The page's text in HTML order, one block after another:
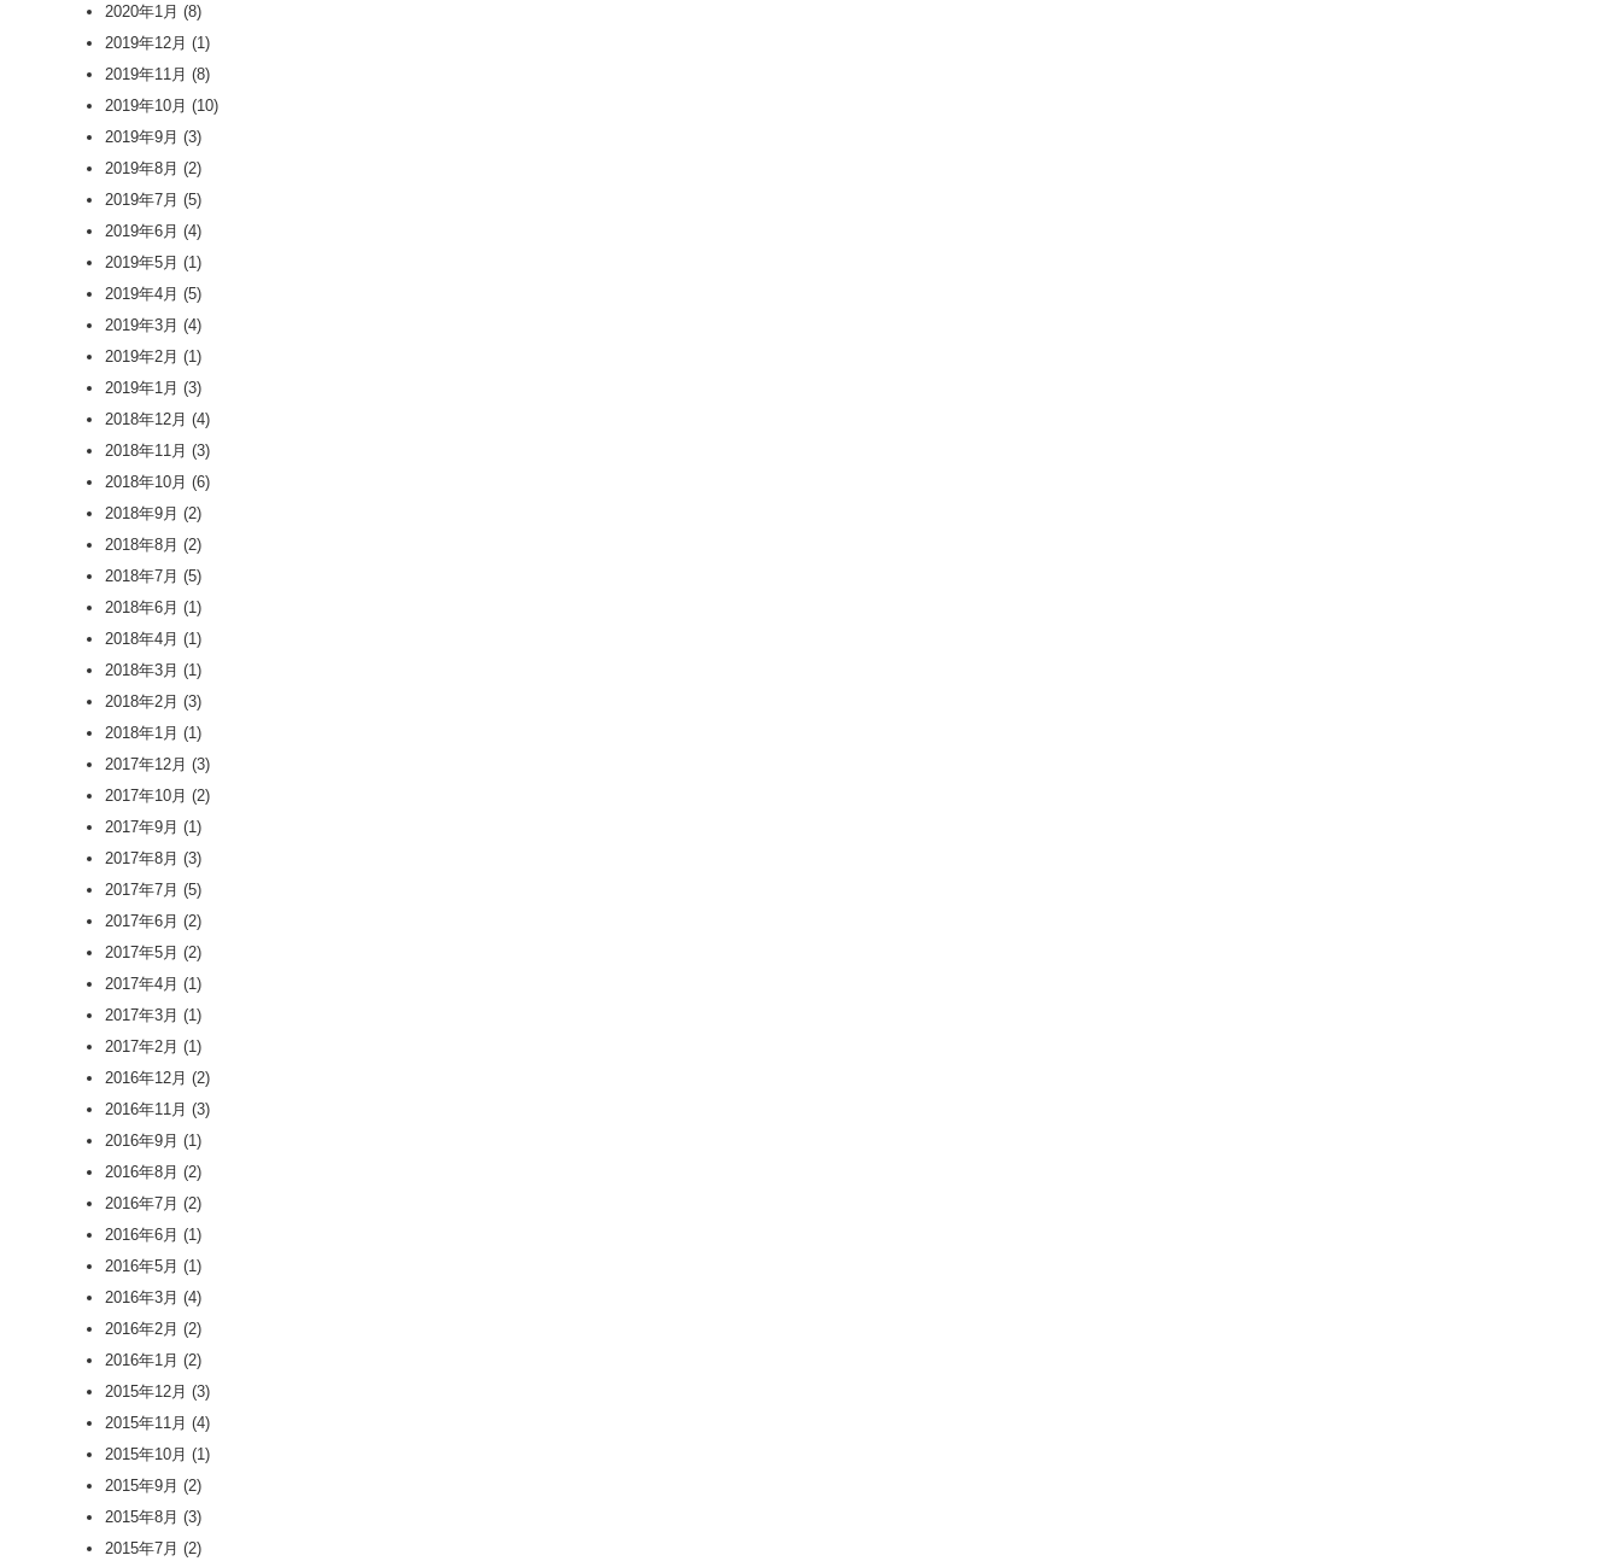
2020年1月 (8)
2019年12月 (1)
2019年11月 (8)
2019年10月 (10)
2019年9月 (3)
2019年8月 (2)
2019年7月 (5)
2019年6月 (4)
2019年5月 (1)
2019年4月 (5)
2019年3月 (4)
2019年2月 (1)
2019年1月 (3)
2018年12月 (4)
2018年11月 (3)
2018年10月 (6)
2018年9月 (2)
2018年8月 (2)
2018年7月 (5)
2018年6月 (1)
2018年4月 (1)
2018年3月 (1)
2018年2月 (3)
2018年1月 (1)
2017年12月 (3)
2017年10月 (2)
2017年9月 (1)
2017年8月 (3)
2017年7月 (5)
2017年6月 (2)
2017年5月 (2)
2017年4月 (1)
2017年3月 (1)
2017年2月 (1)
2016年12月 (2)
2016年11月 (3)
2016年9月 (1)
2016年8月 (2)
2016年7月 (2)
2016年6月 (1)
2016年5月 (1)
2016年3月 (4)
2016年2月 (2)
2016年1月 (2)
2015年12月 (3)
2015年11月 (4)
2015年10月 (1)
2015年9月 (2)
2015年8月 (3)
2015年7月 (2)